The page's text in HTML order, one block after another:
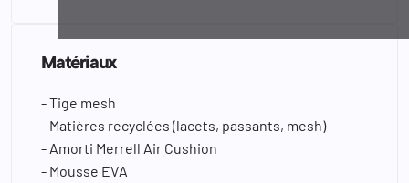
Matériaux
- Tige mesh
- Matières recyclées (lacets, passants, mesh)
- Amorti Merrell Air Cushion
- Mousse EVA